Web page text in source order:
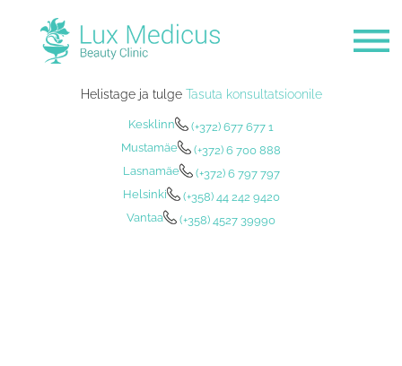
Helistage ja tulge Tasuta konsultatsioonile
Kesklinn
(+372) 677 677 1
Mustamäe
(+372) 6 700 888
Lasnamäe
(+372) 6 797 797
Helsinki
(+358) 44 242 9420
Vantaa
(+358) 4527 39990